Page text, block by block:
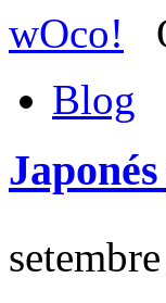
wOco!
Blog